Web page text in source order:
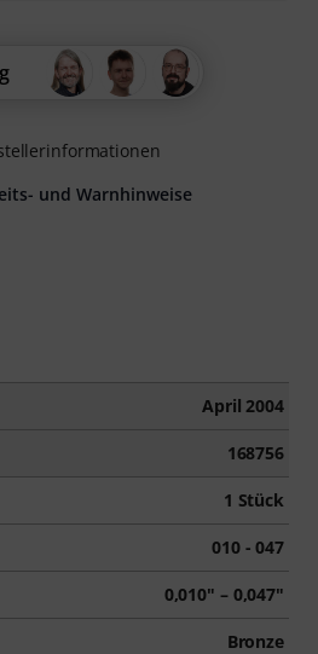
April 2004
168756
1 Stück
010 - 047
0,010" – 0,047"
Bronze
und Warnhinweise